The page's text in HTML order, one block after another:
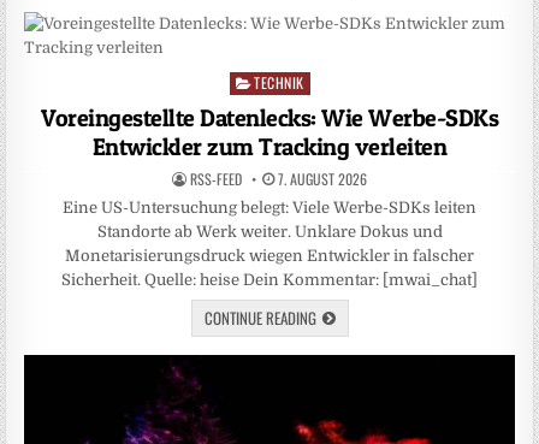
Posted
TECHNIK
Voreingestellte Datenlecks: Wie Werbe-SDKs
Entwickler zum Tracking verleiten
RSS-FEED 7. AUGUST 2026
Eine US-Untersuchung belegt: Viele Werbe-SDKs leiten
Standorte ab Werk weiter. Unklare Dokus und
Monetarisierungsdruck wiegen Entwickler in falscher
Sicherheit. Quelle: heise Dein Kommentar: [mwai_chat]
CONTINUE READING